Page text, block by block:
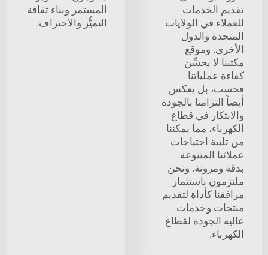
تقديم الخدمات
للعملاء في الولايات
المتحدة والدول
الأخرى. وموقع
مكتبنا لا يحسِّن
كفاءة عملياتنا
فحسب، بل يعكس
أيضاً التزامنا بالجودة
والابتكار في قطاع
الكهرباء، مما يمكننا
من تلبية احتياجات
عملائنا المتنوعة
بدقة ومرونة. ونحن
ملتزمون باستثمار
مرافقنا كأداة لتقديم
منتجات وخدمات
عالية الجودة لقطاع
الكهرباء.
المستمر وبناء ثقافة
التميُّز والاحتراف.